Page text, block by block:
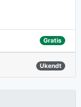
Gratis
Ukendt